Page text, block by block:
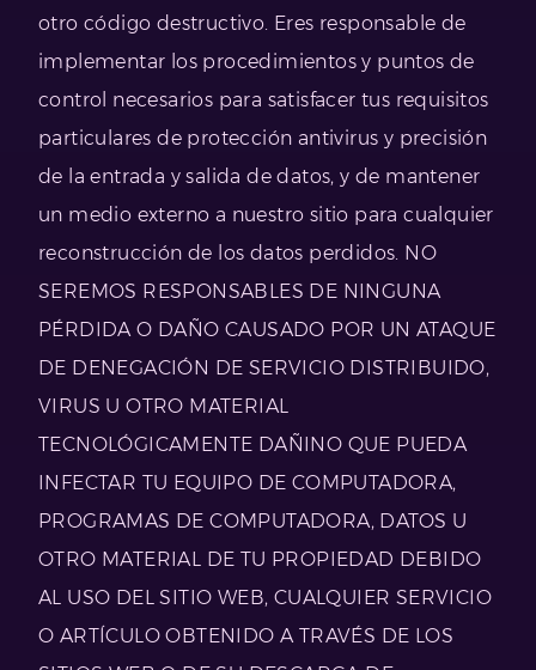
otro código destructivo. Eres responsable de
implementar los procedimientos y puntos de
control necesarios para satisfacer tus requisitos
particulares de protección antivirus y precisión
de la entrada y salida de datos, y de mantener
un medio externo a nuestro sitio para cualquier
reconstrucción de los datos perdidos. NO
SEREMOS RESPONSABLES DE NINGUNA
PÉRDIDA O DAÑO CAUSADO POR UN ATAQUE
DE DENEGACIÓN DE SERVICIO DISTRIBUIDO,
VIRUS U OTRO MATERIAL
TECNOLÓGICAMENTE DAÑINO QUE PUEDA
INFECTAR TU EQUIPO DE COMPUTADORA,
PROGRAMAS DE COMPUTADORA, DATOS U
OTRO MATERIAL DE TU PROPIEDAD DEBIDO
AL USO DEL SITIO WEB, CUALQUIER SERVICIO
O ARTÍCULO OBTENIDO A TRAVÉS DE LOS